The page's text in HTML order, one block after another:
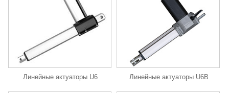
Линейные актуаторы U6 Линейные актуаторы U6B